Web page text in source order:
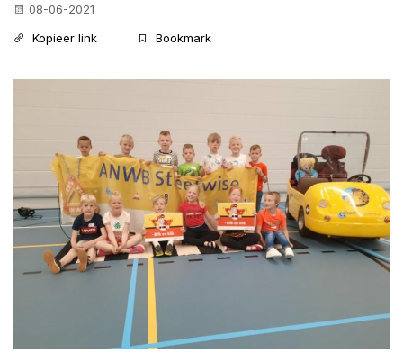
08-06-2021
Kopieer link
Bookmark